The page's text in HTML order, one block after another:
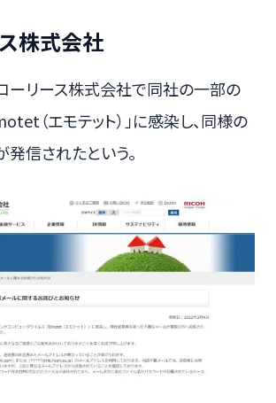
株式会社
ーリース株式会社で同社の一部の
（エモテット）」に感染し、同様の
信されたという。